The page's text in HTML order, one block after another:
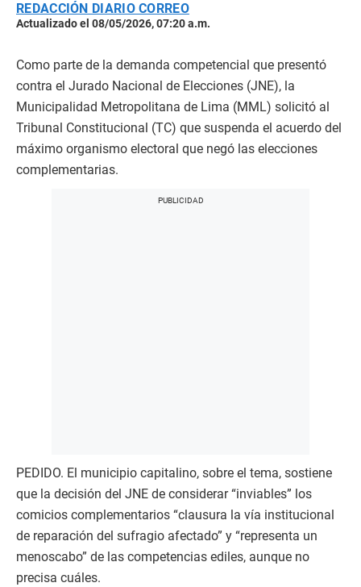
REDACCIÓN DIARIO CORREO
Actualizado el 08/05/2026, 07:20 a.m.
Como parte de la demanda competencial que presentó
contra el Jurado Nacional de Elecciones (JNE), la
Municipalidad Metropolitana de Lima (MML) solicitó al
Tribunal Constitucional (TC) que suspenda el acuerdo del
máximo organismo electoral que negó las elecciones
complementarias.
PEDIDO. El municipio capitalino, sobre el tema, sostiene
que la decisión del JNE de considerar “inviables” los
comicios complementarios “clausura la vía institucional
de reparación del sufragio afectado” y “representa un
menoscabo” de las competencias ediles, aunque no
precisa cuáles.